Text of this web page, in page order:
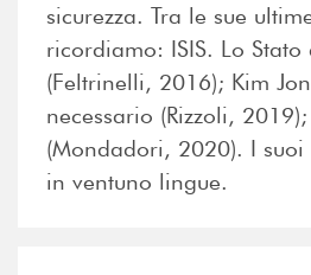
sicurezza. Tra le sue
ricordiamo: ISIS. Lo
(Feltrinelli, 2016); Kim
necessario (Rizzoli,
(Mondadori, 2020). I
in ventuno lingue.